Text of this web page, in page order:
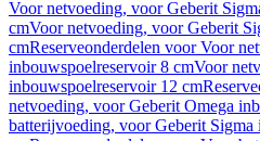
Voor netvoeding, voor Geberit
cmVoor netvoeding, voor Geberit
cmReserveonderdelen voor Voor
inbouwspoelreservoir 8 cmVoor
inbouwspoelreservoir 12 cm
netvoeding, voor Geberit Omega
batterijvoeding, voor Geberit Sigma